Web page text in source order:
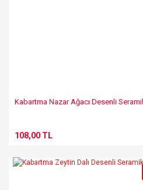
Kabartma Nazar Ağacı Desenli
108,00 TL